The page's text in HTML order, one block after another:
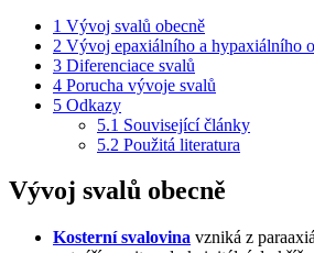
1 Vývoj svalů obecně
2 Vývoj epaxiálního a hypaxiálního
3 Diferenciace svalů
4 Porucha vývoje svalů
5 Odkazy
5.1 Související články
5.2 Použitá literatura
Vývoj svalů obecně
Kosterní svalovina vzniká z